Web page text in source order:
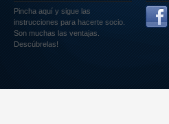
Pincha aquí y sigue las
instrucciones para hacerte socio.
Son muchas las ventajas.
Descúbrelas!